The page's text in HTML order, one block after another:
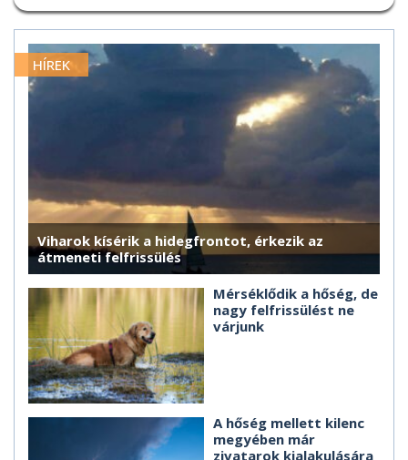
HÍREK
Viharok kísérik a hidegfrontot, érkezik az
átmeneti felfrissülés
Mérséklődik a hőség, de
nagy felfrissülést ne
várjunk
A hőség mellett kilenc
megyében már
zivatarok kialakulására